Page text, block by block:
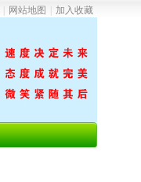
网站地图 加入收藏